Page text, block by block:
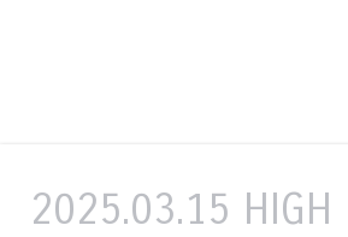
2025.03.15 HIGH